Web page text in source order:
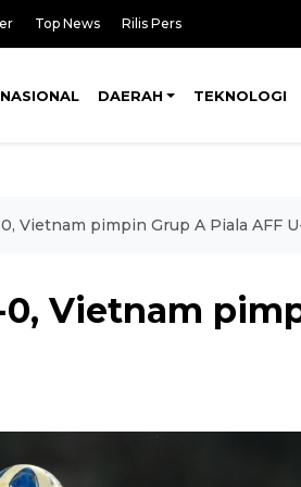
Top News Rilis Pers
NASIONAL DAERAH TEKNOLOGI
Vietnam pimpin Grup A Piala AFF
Vietnam